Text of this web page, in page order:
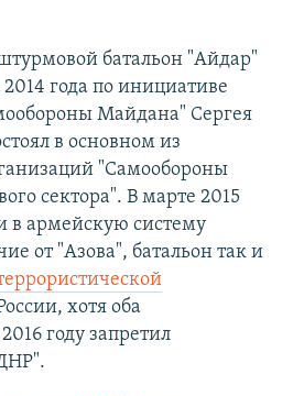
батальон "Айдар"
года по инициативе
Майдана" Сергея
в основном из
"Самообороны
сектора". В марте 2015
в армейскую систему
от "Азова", батальон так и
хотя оба
году запретил